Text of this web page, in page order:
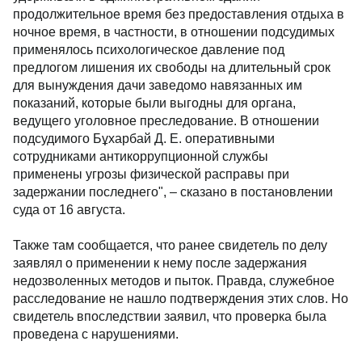
продолжительное время без предоставления отдыха в
ночное время, в частности, в отношении подсудимых
применялось психологическое давление под
предлогом лишения их свободы на длительный срок
для вынуждения дачи заведомо навязанных им
показаний, которые были выгодны для органа,
ведущего уголовное преследование. В отношении
подсудимого Бұхарбай Д. Е. оперативными
сотрудниками антикоррупционной службы
применены угрозы физической расправы при
задержании последнего", – сказано в постановлении
суда от 16 августа.
Также там сообщается, что ранее свидетель по делу
заявлял о применении к нему после задержания
недозволенных методов и пыток. Правда, служебное
расследование не нашло подтверждения этих слов. Но
свидетель впоследствии заявил, что проверка была
проведена с нарушениями.